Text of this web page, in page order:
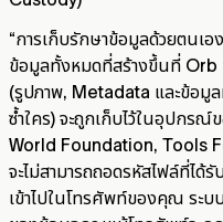
“การเก็บรักษาข้อมูลด้วยตนเ
ข้อมูลทั้งหมดที่สร้างขึ้นที่
(รูปภาพ, Metadata และข้อมู
ซ้ำใคร) จะถูกเก็บไว้ในอุปกร
World Foundation, Tools
จะไม่สามารถถอดรหัสไฟล์ที่ได้รั
เข้าไปในโทรศัพท์ของคุณ ระ